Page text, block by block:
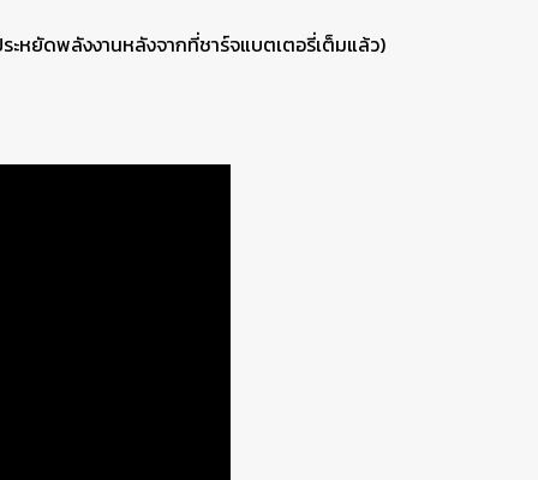
ะหยัดพลังงานหลังจากที่ชาร์จแบตเตอรี่เต็มแล้ว)